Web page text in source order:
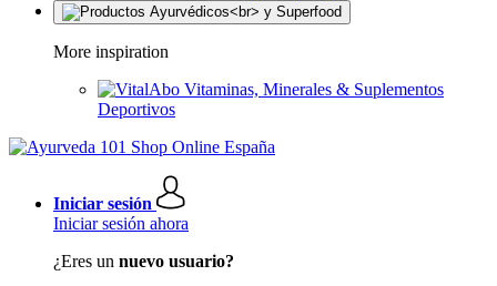
More inspiration
Vitaminas, Minerales & Suplementos
Deportivos
Iniciar sesión
Iniciar sesión ahora
¿Eres un nuevo usuario?